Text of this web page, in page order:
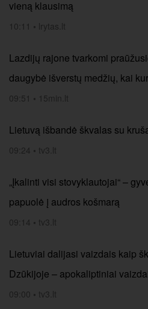
vieną klausimą
10:11 • lrytas.lt
Lazdijų rajone tvarkomi
daugybė išverstų medžių, kai
09:51 • 15min.lt
Lietuvą išbandė škvalas su
09:24 • tv3.lt
„Įkalinti visi stovyklautojai“ –
papuolė į audros košmarą
09:14 • tv3.lt
Lietuviai dalijasi vaizdais kaip
Dzūkijoje – apokaliptiniai
09:00 • tv3.lt